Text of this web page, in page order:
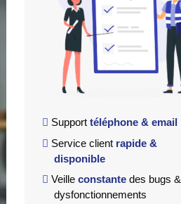
Support téléphone & email
Service client rapide &
disponible
Veille constante des bugs &
dysfonctionnements